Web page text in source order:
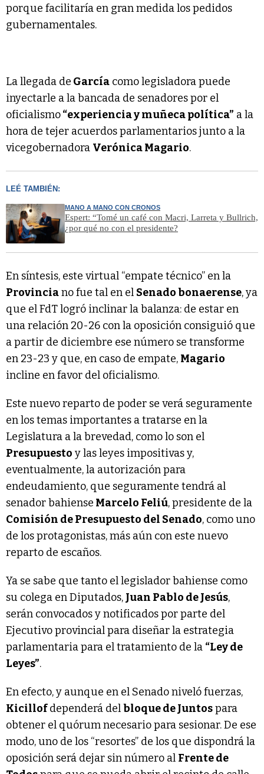
porque facilitaría en gran medida los pedidos
gubernamentales.
La llegada de García como legisladora puede
inyectarle a la bancada de senadores por el
oficialismo“experiencia y muñeca política” a la
hora de tejer acuerdos parlamentarios junto a la
vicegobernadora Verónica Magario.
LEÉ TAMBIÉN:
MANO A MANO CON CRONOS
Espert: “Tomé un café con Macri, Larreta y Bullrich,
¿por qué no con el presidente?
En síntesis, este virtual “empate técnico” en la
Provinciano fue tal en el Senado bonaerense, ya
que el FdT logró inclinar la balanza: de estar en
una relación 20-26 con la oposición consiguió que
a partir de diciembre ese número se transforme
en 23-23 y que, en caso de empate, Magario
incline en favor del oficialismo.
Este nuevo reparto de poder se verá seguramente
en los temas importantes a tratarse en la
Legislatura a la brevedad, como lo son el
Presupuesto y las leyes impositivas y,
eventualmente, la autorización para
endeudamiento, que seguramente tendrá al
senador bahiense Marcelo Feliú, presidente de la
Comisión de Presupuesto del Senado, como uno
de los protagonistas, más aún con este nuevo
reparto de escaños.
Ya se sabe que tanto el legislador bahiense como
su colega en Diputados, Juan Pablo de Jesús,
serán convocados y notificados por parte del
Ejecutivo provincial para diseñar la estrategia
parlamentaria para el tratamiento de la “Ley de
Leyes”.
En efecto, y aunque en el Senado niveló fuerzas,
Kicillofdependerá delbloque de Juntospara
obtener el quórum necesario para sesionar. De ese
modo, uno de los “resortes” de los que dispondrá la
oposición será dejar sin número al Frente de